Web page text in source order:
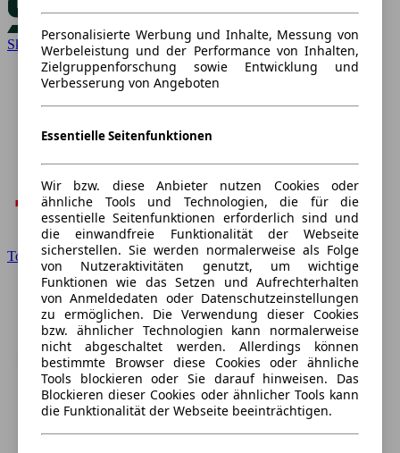
Skoda
Toyota
Personalisierte Werbung und Inhalte, Messung von
Werbeleistung und der Performance von Inhalten,
Zielgruppenforschung sowie Entwicklung und
Verbesserung von Angeboten
Essentielle Seitenfunktionen
Wir bzw. diese Anbieter nutzen Cookies oder
ähnliche Tools und Technologien, die für die
essentielle Seitenfunktionen erforderlich sind und
die einwandfreie Funktionalität der Webseite
sicherstellen. Sie werden normalerweise als Folge
von Nutzeraktivitäten genutzt, um wichtige
Funktionen wie das Setzen und Aufrechterhalten
von Anmeldedaten oder Datenschutzeinstellungen
zu ermöglichen. Die Verwendung dieser Cookies
bzw. ähnlicher Technologien kann normalerweise
nicht abgeschaltet werden. Allerdings können
bestimmte Browser diese Cookies oder ähnliche
Tools blockieren oder Sie darauf hinweisen. Das
Blockieren dieser Cookies oder ähnlicher Tools kann
die Funktionalität der Webseite beeinträchtigen.